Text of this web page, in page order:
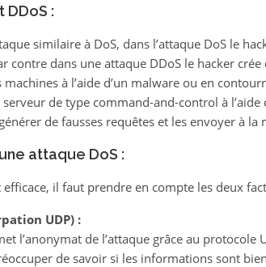
DDoS :
similaire à DoS, dans l’attaque DoS le
contre dans une attaque DDoS le hacker crée
à l’aide d’un malware ou en
de type command-and-control à
de fausses requêtes et les envoyer à la
attaque DoS :
efficace, il faut prendre en compte les deux
UDP) :
l’anonymat de l’attaque grâce au protocole
de savoir si les informations sont